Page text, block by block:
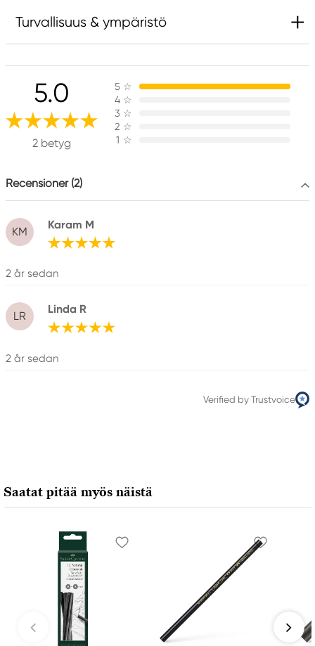
Turvallisuus & ympäristö
Vastuullinen EU
Faber-Castell
Faber-Castell Ag
Nürnberger Straße 2
90546 Stein, Germany
5.0
2 betyg
5 ☆
4 ☆
3 ☆
2 ☆
1 ☆
Recensioner (2)
KM
Karam M
2 år sedan
LR
Linda R
2 år sedan
Verified by Trustvoice
Saatat pitää myös näistä